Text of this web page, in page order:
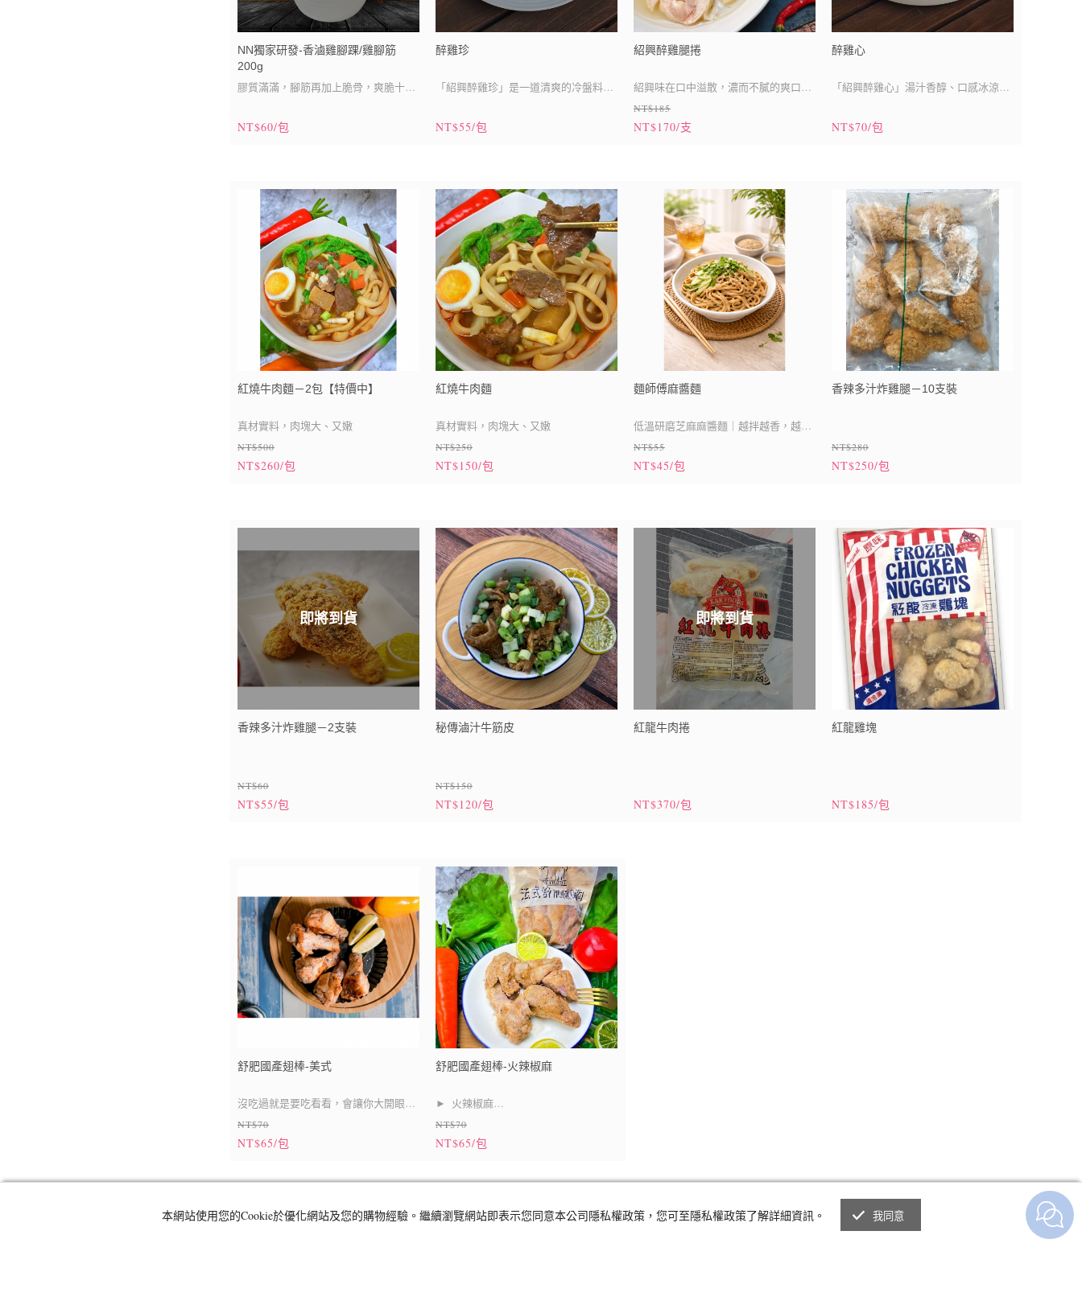
NN獨家研發-香滷雞腳踝/雞腳筋
200g
膠質滿滿，腳筋再加上脆骨，爽脆十足
不能錯過的一道美味佳餚
NT$60/包
醉雞珍
「紹興醉雞珍」是一道清爽的冷盤料
融合一體大幅提升了美味度，營造出迷
NT$55/包
紹興醉雞腿捲
紹興味在口中溢散，濃而不膩的爽口滋
味
NT$185
NT$170/支
醉雞心
「紹興醉雞心」湯汁香醇、口感冰涼，
味
NT$70/包
紅燒牛肉麵－2包【特價中】
真材實料，肉塊大、又嫩
NT$500
NT$260/包
紅燒牛肉麵
真材實料，肉塊大、又嫩
NT$250
NT$150/包
麵師傅麻醬麵
低溫研磨芝麻麻醬麵｜越拌越香，越吃
越順
NT$55
NT$45/包
香辣多汁炸雞腿－10支裝
NT$280
NT$250/包
即將到貨
香辣多汁炸雞腿－2支裝
NT$60
NT$55/包
秘傳滷汁牛筋皮
NT$150
NT$120/包
即將到貨
紅龍牛肉捲
NT$370/包
紅龍雞塊
NT$185/包
舒肥國產翅棒-美式
沒吃過就是要吃看看，會讓你大開眼
界！
低溫烹調法製成，柔嫩多汁
NT$70
NT$65/包
舒肥國產翅棒-火辣椒麻
► 火辣椒麻
► 開胃大廚
► 低溫烹調法製成，柔嫩多汁
NT$70
NT$65/包
1
本網站使用您的Cookie於優化網站及您的購物經驗。繼續瀏覽網站即表示您同意本公司隱私權政策，您可至隱私權政策了解詳細資訊。 我同意